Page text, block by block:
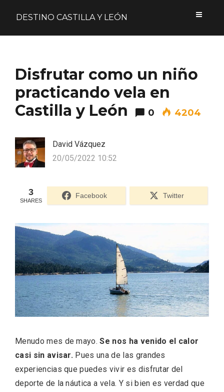
DESTINO CASTILLA Y LEÓN
Disfrutar como un niño
practicando vela en
Castilla y León
0 4204
David Vázquez
20/05/2022 10:52
3
SHARES
Facebook Twitter
Menudo mes de mayo. Se nos ha venido el calor
casi sin avisar. Pues una de las grandes
experiencias que puedes vivir es disfrutar del
deporte de la náutica a vela. Y si bien es verdad que
Nombre de usuario o correo electrónico
Formulario de acceso protegido por
Login Lockdown
ACCEDER
Ultimas entradas